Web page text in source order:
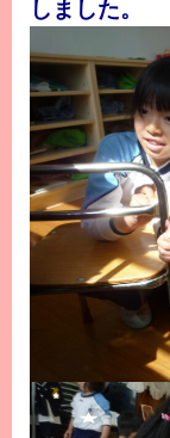
しました。